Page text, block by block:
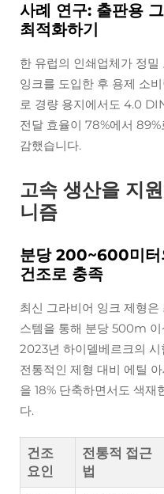
사례 연구: 출판용
최적화하기
한 유럽의 인쇄업체가 정
잉크를 도입한 후 용제 소
로 경량 용지에서도 4.0
전달 효율이 78%에서
감했습니다.
고속 생산을 지
니즘
분당 200~600미터
건조로 충족
최신 그라비어 잉크 제형
스템을 통해 분당 500m
2023년 하이델베르크의
전통적인 제형 대비 에틸
을 18% 단축하면서도 색재
다.
건조
요인
전통적 접근
법